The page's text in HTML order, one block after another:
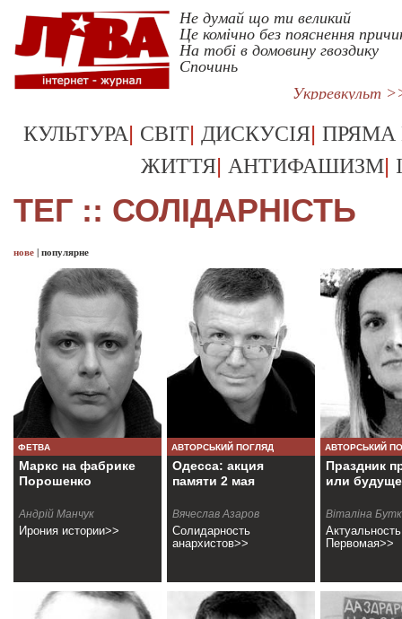
Не думай що ти великий
Це комічно без пояснення
На тобі в домовину гвоздику
Спочинь
Укрревкульт
КУЛЬТУРА| СВІТ| ДИСКУСІЯ| ПРЯМА
ЖИТТЯ| АНТИФАШИЗМ|
ТЕГ :: СОЛІДАРНІСТЬ
нове | популярне
ФЕТВА
Маркс на фабрике
Порошенко
Андрій Манчук
Ирония истории>>
АВТОРСЬКИЙ ПОГЛЯД
Одесса: акция
памяти 2 мая
Вячеслав Азаров
Солидарность
анархистов>>
АВТОРСЬКИЙ
Праздник
или
Віталіна
Актуальность
Первомая>>